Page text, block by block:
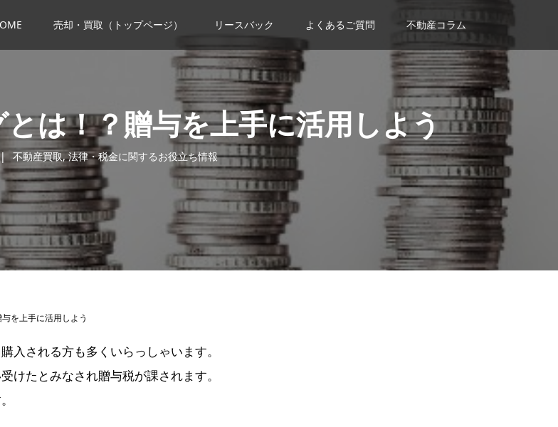
売却・買取（トップページ） リースバック よくあるご質問 不動産コラム
は！？贈与を上手に活用しよう
不動産買取,法律・税金に関するお役立ち情報
を上手に活用しよう
入される方も多くいらっしゃいます。
けたとみなされ贈与税が課されます。